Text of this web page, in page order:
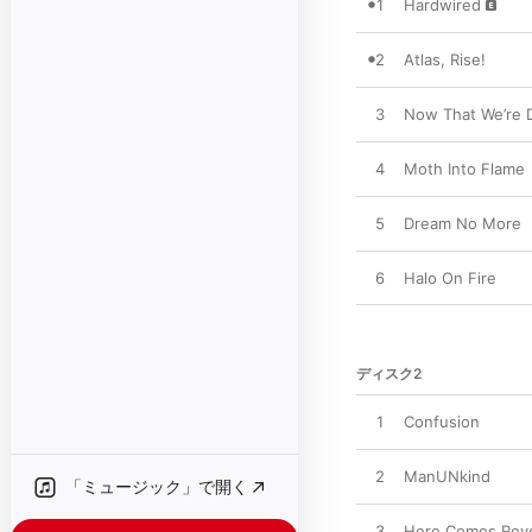
「ミュージック」で開く
1 Hardwired
2 Atlas, Rise!
3 Now That We’re
4 Moth Into Flame
5 Dream No More
6 Halo On Fire
ディスク2
1 Confusion
2 ManUNkind